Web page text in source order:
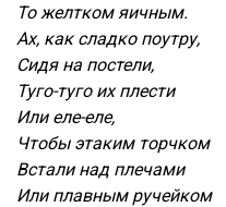
То желтком яичным.
Ах, как сладко поутру,
Сидя на постели,
Туго-туго их плести
Или еле-еле,
Чтобы этаким торчком
Встали над плечами
Или плавным ручейком